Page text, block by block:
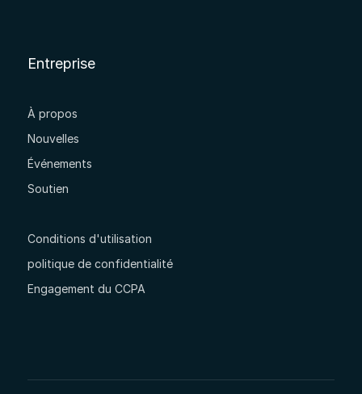
Entreprise
À propos
Nouvelles
Événements
Soutien
Conditions d'utilisation
politique de confidentialité
Engagement du CCPA